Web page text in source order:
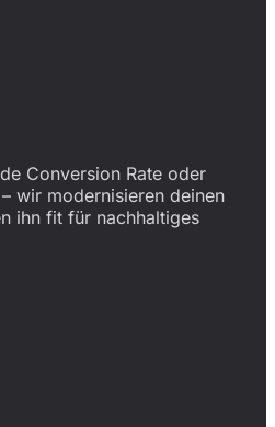
Conversion Rate oder
wir modernisieren deinen
ihn fit für nachhaltiges